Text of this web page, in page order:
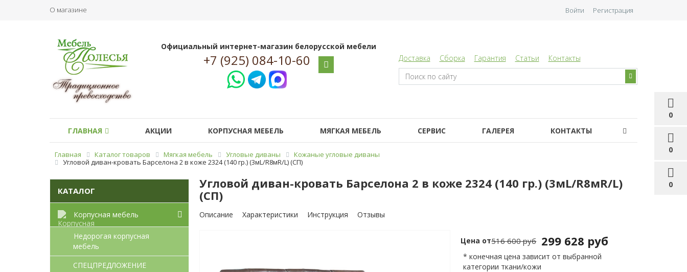
О магазине
0
0
0
Войти Регистрация
Официальный интернет-магазин белорусской мебели
+7 (925) 084-10-60 Доставка Сборка Гарантия Статьи Контакты
ГЛАВНАЯ АКЦИИ КОРПУСНАЯ МЕБЕЛЬ МЯГКАЯ МЕБЕЛЬ СЕРВИС ГАЛЕРЕЯ КОНТАКТЫ
Главная Каталог товаров Мягкая мебель Угловые диваны
Кожаные угловые диваны
Угловой диван-кровать Барселона 2 в коже 2324 (140 гр.) (3мL/R8мR/L) (СП)
КАТАЛОГ
Корпусная мебель
Недорогая корпусная
мебель
СПЕЦПРЕДЛОЖЕНИЕ
Угловой диван-кровать Барселона 2 в коже 2324 (140 гр.) (3мL/R8мR/L)
(СП)
Описание Характеристики Инструкция Отзывы
Цена от 299 628 руб
516 600 руб
* конечная цена зависит от выбранной
категории ткани/кожи